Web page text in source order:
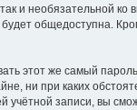
и необязательной
общедоступна.
этот же самый
ни при каких
записи, вы